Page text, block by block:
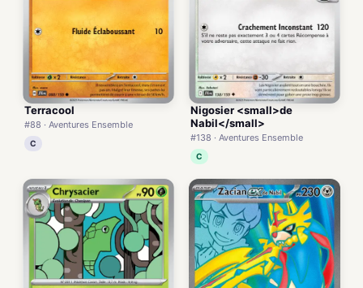
Terracool
#88 · Aventures Ensemble
C
Nigosier <small>de
Nabil</small>
#138 · Aventures Ensemble
C